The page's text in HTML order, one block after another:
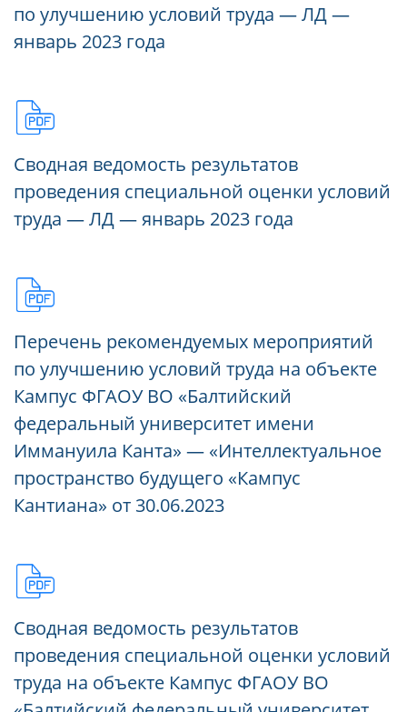
по улучшению условий труда — ЛД —
январь 2023 года
Сводная ведомость результатов
проведения специальной оценки условий
труда — ЛД — январь 2023 года
Перечень рекомендуемых мероприятий
по улучшению условий труда на объекте
Кампус ФГАОУ ВО «Балтийский
федеральный университет имени
Иммануила Канта» — «Интеллектуальное
пространство будущего «Кампус
Кантиана» от 30.06.2023
Сводная ведомость результатов
проведения специальной оценки условий
труда на объекте Кампус ФГАОУ ВО